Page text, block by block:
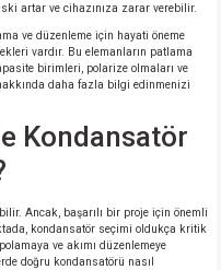
artar ve cihazınıza zarar verebilir.
ve düzenleme için hayati öneme
vardır. Bu elemanların patlama
birimleri, polarize olmaları ve
daha fazla bilgi edinmenizi
Kondansatör
Ancak, başarılı bir proje için önemli
kondansatör seçimi oldukça kritik
ve akımı düzenlemeye
doğru kondansatörü nasıl